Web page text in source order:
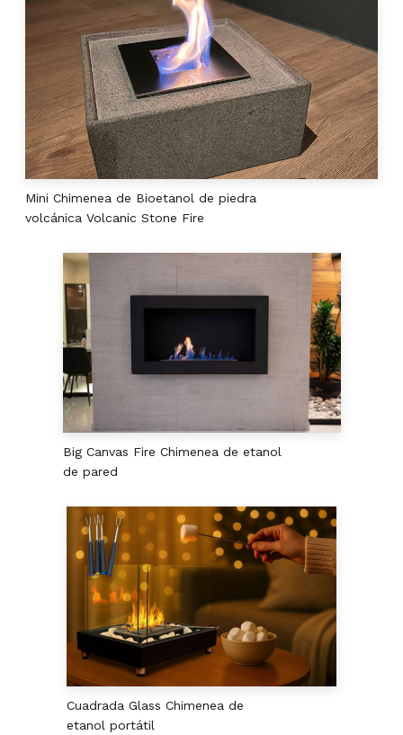
Mini Chimenea de Bioetanol de piedra
volcánica Volcanic Stone Fire
Big Canvas Fire Chimenea de etanol
de pared
Cuadrada Glass Chimenea de
etanol portátil